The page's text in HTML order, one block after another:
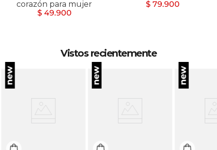
corazón para mujer
$ 49.900
$ 79.900
Vistos recientemente